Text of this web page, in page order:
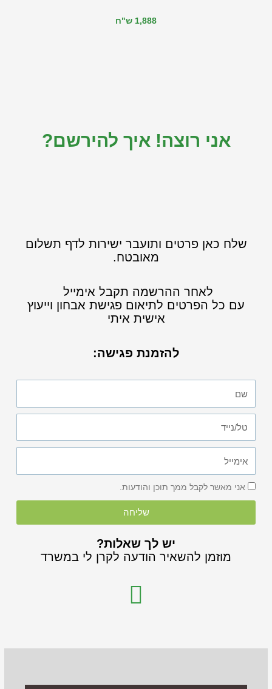
1,888 ש"ח
אני רוצה! איך להירשם?
שלח כאן פרטים ותועבר ישירות לדף תשלום
מאובטח.
לאחר ההרשמה תקבל אימייל
עם כל הפרטים לתיאום פגישת אבחון וייעוץ
אישית איתי
להזמנת פגישה:
אני מאשר לקבל ממך תוכן והודעות.
שליחה
יש לך שאלות?
מוזמן להשאיר הודעה לקרן לי במשרד